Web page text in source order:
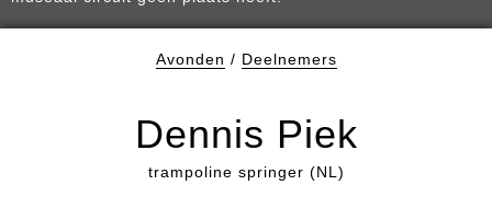
Avonden / Deelnemers
Dennis Piek
trampoline springer (NL)